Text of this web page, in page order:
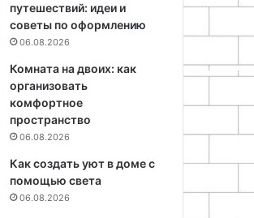
путешествий: идеи и
советы по оформлению
06.08.2026
Комната на двоих: как
организовать
комфортное
пространство
06.08.2026
Как создать уют в доме с
помощью света
06.08.2026